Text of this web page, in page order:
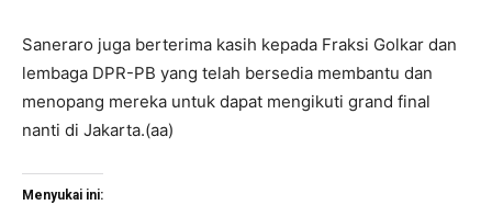
Saneraro juga berterima kasih kepada Fraksi Golkar dan
lembaga DPR-PB yang telah bersedia membantu dan
menopang mereka untuk dapat mengikuti grand final
nanti di Jakarta.(aa)
Menyukai ini: